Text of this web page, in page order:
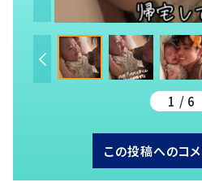
1 / 6
この投稿へのコ